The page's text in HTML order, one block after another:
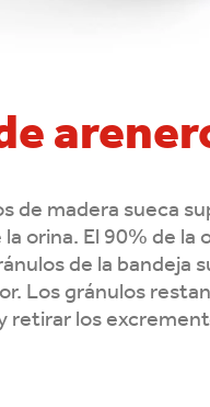
de madera sueca
orina. El 90% de
de la bandeja
Los gránulos
retirar los